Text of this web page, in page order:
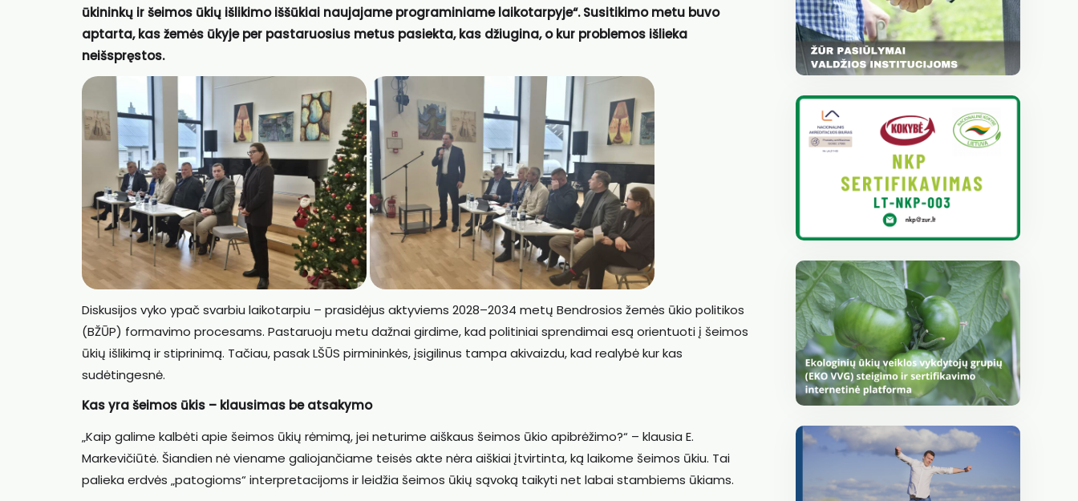
ūkininkų ir šeimos ūkių išlikimo iššūkiai naujajame programiniame laikotarpyje“. Susitikimo metu buvo
aptarta, kas žemės ūkyje per pastaruosius metus pasiekta, kas džiugina, o kur problemos išlieka
neišspręstos.
Diskusijos vyko ypač svarbiu laikotarpiu – prasidėjus aktyviems 2028–2034 metų Bendrosios žemės ūkio politikos
(BŽŪP) formavimo procesams. Pastaruoju metu dažnai girdime, kad politiniai sprendimai esą orientuoti į šeimos
ūkių išlikimą ir stiprinimą. Tačiau, pasak LŠŪS pirmininkės, įsigilinus tampa akivaizdu, kad realybė kur kas
sudėtingesnė.
Kas yra šeimos ūkis – klausimas be atsakymo
„Kaip galime kalbėti apie šeimos ūkių rėmimą, jei neturime aiškaus šeimos ūkio apibrėžimo?“ – klausia E.
Markevičiūtė. Šiandien nė viename galiojančiame teisės akte nėra aiškiai įtvirtinta, ką laikome šeimos ūkiu. Tai
palieka erdvės „patogioms“ interpretacijoms ir leidžia šeimos ūkių sąvoką taikyti net labai stambiems ūkiams.